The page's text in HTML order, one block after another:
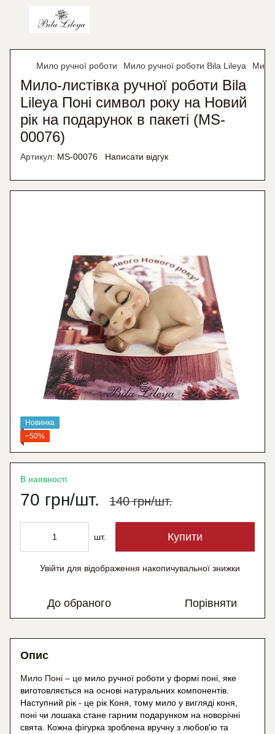
Мило ручної роботи Мило ручної роботи Bila Lileya
Мило-листівка ручної роботи Bila
Lileya Поні символ року на Новий
рік на подарунок в пакеті (MS-
00076)
Артикул: MS-00076 Написати відгук
Новинка
−50%
В наявності
70 грн/шт. 140 грн/шт.
шт. Купити
Увійти для відображення накопичувальної знижки
До обраного Порівняти
Опис
Мило Поні – це мило ручної роботи у формі поні, яке
виготовляється на основі натуральних компонентів.
Наступний рік - це рік Коня, тому мило у вигляді коня,
поні чи лошака стане гарним подарунком на новорічні
свята. Кожна фігурка зроблена вручну з любов'ю та